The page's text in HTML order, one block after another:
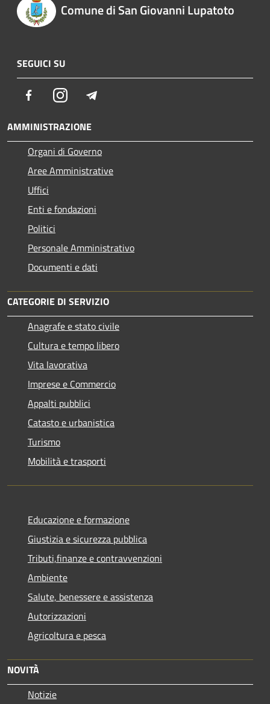
Comune di San Giovanni Lupatoto
SEGUICI SU
FacebookInstagram
AMMINISTRAZIONE
Organi di Governo
Aree Amministrative
Uffici
Enti e fondazioni
Politici
Personale Amministrativo
Documenti e dati
CATEGORIE DI SERVIZIO
Anagrafe e stato civile
Cultura e tempo libero
Vita lavorativa
Imprese e Commercio
Appalti pubblici
Catasto e urbanistica
Turismo
Mobilità e trasporti
Educazione e formazione
Giustizia e sicurezza pubblica
Tributi,finanze e contravvenzioni
Ambiente
Salute, benessere e assistenza
Autorizzazioni
Agricoltura e pesca
NOVITÀ
Notizie